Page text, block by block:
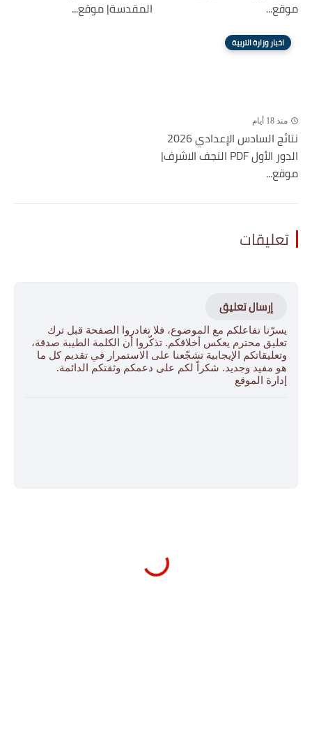
موقع...
المقدسة| موقع...
اخبار وزارة التربية
منذ 18 أيام
نتائج السادس الإعدادي 2026
الدور الأول PDF النجف الاشرف|
موقع...
تعليقات
إرسال تعليق
يسرّنا تفاعلكم مع الموضوع، فلا تغادروا الصفحة قبل ترك
تعليق محترم يعكس أخلاقكم. تذكّروا أن الكلمة الطيبة صدقة،
وتعليقاتكم الإيجابية تشجّعنا على الاستمرار في تقديم كل ما
هو مفيد وجديد. شكراً لكم على دعمكم وثقتكم الدائمة.
إدارة الموقع